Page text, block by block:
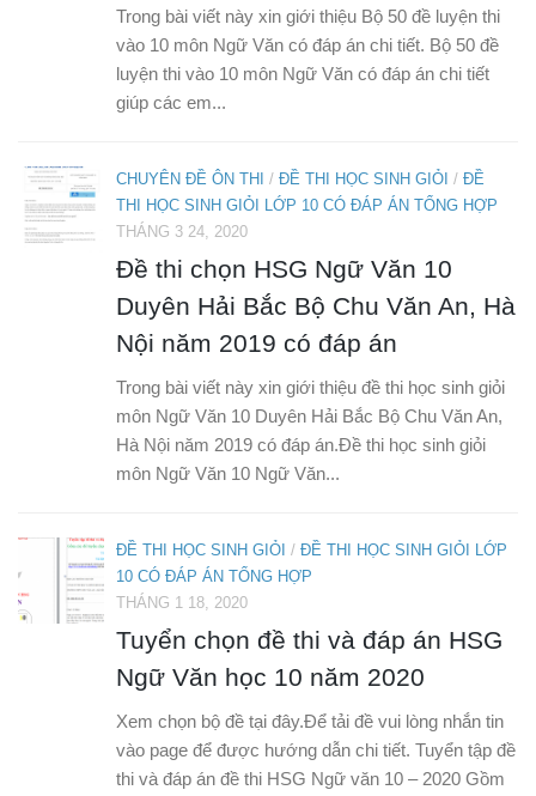
Trong bài viết này xin giới thiệu Bộ 50 đề luyện thi
vào 10 môn Ngữ Văn có đáp án chi tiết. Bộ 50 đề
luyện thi vào 10 môn Ngữ Văn có đáp án chi tiết
giúp các em...
CHUYÊN ĐỀ ÔN THI / ĐỀ THI HỌC SINH GIỎI / ĐỀ
THI HỌC SINH GIỎI LỚP 10 CÓ ĐÁP ÁN TỔNG HỢP
THÁNG 3 24, 2020
Đề thi chọn HSG Ngữ Văn 10
Duyên Hải Bắc Bộ Chu Văn An, Hà
Nội năm 2019 có đáp án
Trong bài viết này xin giới thiệu đề thi học sinh giỏi
môn Ngữ Văn 10 Duyên Hải Bắc Bộ Chu Văn An,
Hà Nội năm 2019 có đáp án.Đề thi học sinh giỏi
môn Ngữ Văn 10 Ngữ Văn...
ĐỀ THI HỌC SINH GIỎI / ĐỀ THI HỌC SINH GIỎI LỚP
10 CÓ ĐÁP ÁN TỔNG HỢP
THÁNG 1 18, 2020
Tuyển chọn đề thi và đáp án HSG
Ngữ Văn học 10 năm 2020
Xem chọn bộ đề tại đây.Để tải đề vui lòng nhắn tin
vào page để được hướng dẫn chi tiết. Tuyển tập đề
thi và đáp án đề thi HSG Ngữ văn 10 – 2020 Gồm